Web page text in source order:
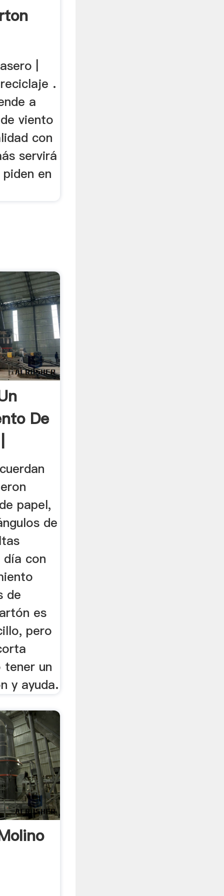
|
.
a
viento
con
servirá
en
De
papel,
de
día con
de
es
pero
tener un
y ayuda.